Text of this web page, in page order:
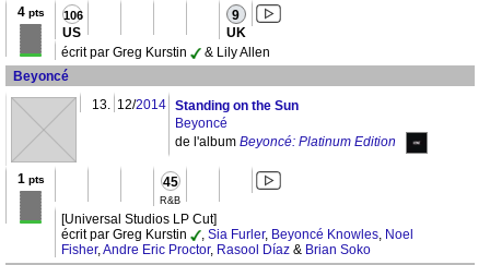
4pts
106
US
9
UK
écrit par Greg Kurstin
& Lily Allen
Beyoncé
13. 12/2014 Standing on the Sun
Beyoncé
de l'album Beyoncé: Platinum Edition
1 pts 45
R&B
[Universal Studios LP Cut]
écrit par Greg Kurstin
, Sia Furler, Beyoncé Knowles, Noel
Fisher,Andre Eric Proctor, Rasool Díaz & Brian Soko